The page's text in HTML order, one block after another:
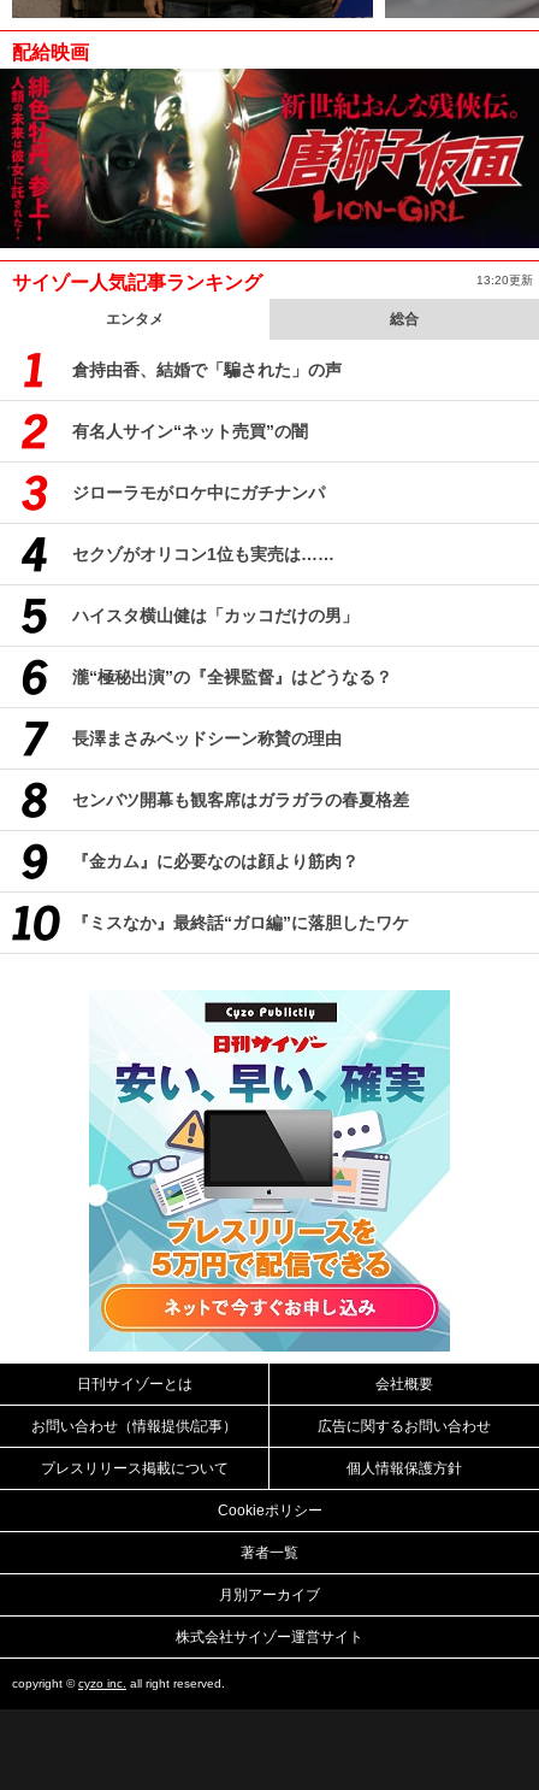
配給映画
サイゾー人気記事ランキング 13:20更新
エンタメ 総合
倉持由香、結婚で「騙された」の声
有名人サイン“ネット売買”の闇
ジローラモがロケ中にガチナンパ
セクゾがオリコン1位も実売は……
ハイスタ横山健は「カッコだけの男」
瀧“極秘出演”の『全裸監督』はどうなる？
長澤まさみベッドシーン称賛の理由
センバツ開幕も観客席はガラガラの春夏格差
『金カム』に必要なのは顔より筋肉？
『ミスなか』最終話“ガロ編”に落胆したワケ
日刊サイゾーとは 会社概要
お問い合わせ（情報提供/記事） 広告に関するお問い合わせ
プレスリリース掲載について 個人情報保護方針
Cookieポリシー
著者一覧
月別アーカイブ
株式会社サイゾー運営サイト
copyright ©cyzo inc. all right reserved.